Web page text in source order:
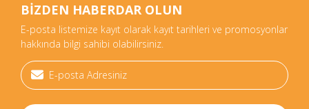
BİZDEN HABERDAR OLUN
E-posta listemize kayıt olarak kayıt tarihleri ve promosyonlar
hakkında bilgi sahibi olabilirsiniz.